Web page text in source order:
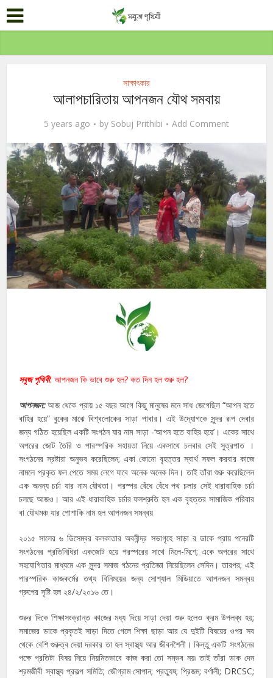
সাক্ষাৎকার
আলাপচারিতায় আপনজন যৌথ সমবায়
5 years ago by Sobuj Prithibi Add Comment
সবুজ পৃথিবী: আপনজন কি ভাবে শুরু হল? কত দিন হল শুরু হল?
আপনজন:আজ থেকে প্রায় ১৫ বছর আগে কিছু মানুষের মনে সাধ জেগেছিল “আপন হতে
বাহির হয়ে” বুকের মাঝে বিশ্বলোকের সাড়া পাবার। এই উদ্যোগকে সুন্দর রূপ দেবার
জন্য গঠিত হয়েছিল একটি সংগঠন যার নাম সাড়া -‘আপন হতে বাহির হয়ে’। একের সাথে
অপরের জোট তৈরি ও পারস্পরিক সহায়তা নিয়ে একসাথে চলবার সেই সুত্রপাত ।
সংগঠনের স্রষ্টারা অনুভব করেছিলেন; একা কোনো বৃহত্তর স্বার্থ সফল করবার কাজে
নামলে প্রকৃত ফল পেতে সময় লেগে যাবে অনেক অনেক দিন। তাই তাঁরা শুরু করেছিলেন
এক অনন্য চর্চা যার নাম যৌথতা। পরস্পর বেঁধে বেঁধে পথ চলার সেই ধারাবাহিক চর্চা
চলছে আজও। আর এই ধারাবাহিক চর্চার ফলশ্রুতি হল এক বৃহত্তর সামাজিক পরিবার
বা যৌথমঞ্চ যার পোশাকি নাম হল আপনজন সমন্বয়
২০১৫ সালের ৬ ডিসেম্বর কলকাতার অবনীন্দ্র সভাগৃহে সাড়া র ডাকে প্রায় পনেরটি
সংগঠনের প্রতিনিধিরা একজোট হয়ে পরস্পরের সাথে মিলে-মিশে; একে অপরের সাথে
সহযোগিতার মাধ্যমে এক সুন্দর সমাজ গঠনের প্রতিজ্ঞা নিয়েছিলেন সেদিন। তারপর; এই
পারস্পরিক কাজকর্মের তথ্য বিনিময়ের জন্য সোশ্যাল মিডিয়াতে আপনজন সমন্বয়
গ্রুপের সৃষ্টি হল ২৪/২/২০১৬ তে।
শুরুর দিকে শিক্ষাসংক্রান্ত কাজের মধ্য দিয়ে সাড়া দেয়া শুরু হলেও ক্রম উপলব্ধ হয়;
সমাজের ডাকে প্রকৃতই সাড়া দিতে গেলে শিক্ষা ছাড়া আর যে দুইটি বিষয়ের ওপর সব
থেকে বেশি গুরুত্ব দেয়া দরকার তা হল স্বাস্থ্য আর জীবনশৈলী। কিন্তু একটি সংগঠনের
পক্ষে প্রতিটা বিষয় নিয়ে নিয়মিতভাবে কাজ করা তো সম্ভব নয়৷ তাই তাঁরা ডাক দেন
শ্রমজীবী স্বাস্থ্য প্রকল্প সমিতি; জৌগ্রাম সোপান; প্রত্যুষ; প্রিজম; বর্ণালী; DRCSC;